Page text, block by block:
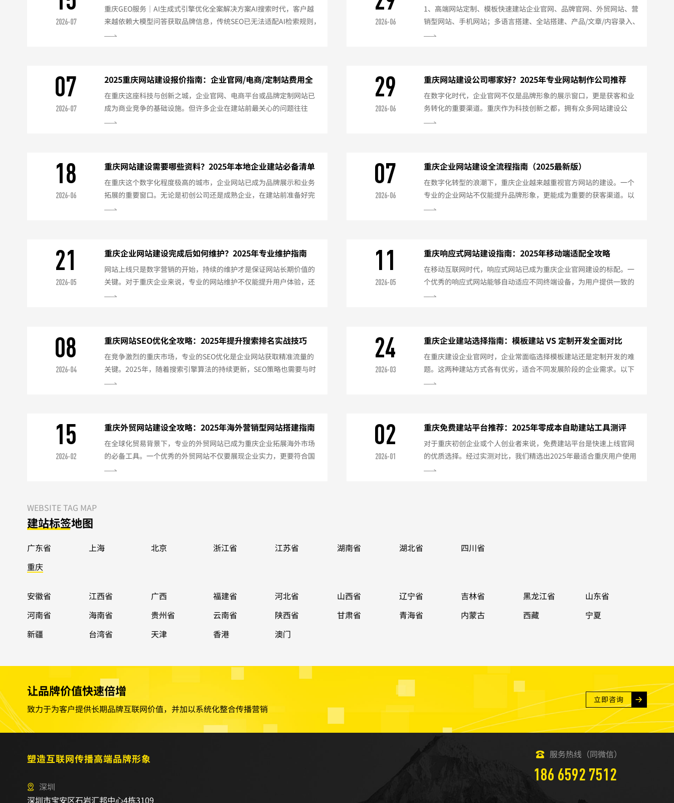
2026-07
重庆GEO服务｜AI生成式引擎优化全案解决方案AI搜索时代，客户越
来越依赖大模型问答获取品牌信息，传统SEO已无法适配AI检索规则，
容易出现品牌信息缺失、答案错误、检索不可见等问题。我们提供重
出适配大模型理解的结构化...
2026-06
1、高端网站定制、模板快速建站企业官网、品牌官网、外贸网站、营
销型网站、手机网站；多语言搭建、全站搭建、产品/文章/内容录入、
备案配置；2、小程序制作1天专业制作小程序；70+行业，468套模板
号、积分商城、抽奖拼团....
07
2026-07
2025重庆网站建设报价指南：企业官网/电商/定制站费用全
解析
在重庆这座科技与创新之城，企业官网、电商平台或品牌定制网站已
成为商业竞争的基础设施。但许多企业在建站前最关心的问题往往
是：“重庆网站建设到底多少钱？”实际上，网站建设的费用差异较
业展示型网站：适合中小企业，以品牌介绍、产...
29
2026-06
重庆网站建设公司哪家好？2025年专业网站制作公司推荐
在数字化时代，企业官网不仅是品牌形象的展示窗口，更是获客和业
务转化的重要渠道。重庆作为科技创新之都，拥有众多网站建设公
司，但如何选择一家专业、靠谱的服务商呢？本文为您推荐重庆优质
后服务：是否提供长期维护、数据备份、安全...
18
2026-06
重庆网站建设需要哪些资料？2025年本地企业建站必备清单
在重庆这个数字化程度极高的城市，企业网站已成为品牌展示和业务
拓展的重要窗口。无论是初创公司还是成熟企业，在建站前准备好完
整资料，不仅能提高效率，还能确保网站质量。以下是针对重庆企业
验单法人现场拍照或视频核验（部分服务商要...
07
2026-06
重庆企业网站建设全流程指南（2025最新版）
在数字化转型的浪潮下，重庆企业越来越重视官方网站的建设。一个
专业的企业网站不仅能提升品牌形象，更能成为重要的获客渠道。以
下是2025年重庆企业网站建设的标准流程：一、需求分析与规划（1-3
备：营业执照...
21
2026-05
重庆企业网站建设完成后如何维护？2025年专业维护指南
网站上线只是数字营销的开始，持续的维护才是保证网站长期价值的
关键。对于重庆企业来说，专业的网站维护不仅能提升用户体验，还
能保障网站安全，维持搜索引擎排名。以下是2025年网站维护的完整
月）安全防护安装安全防护插件...
11
2026-05
重庆响应式网站建设指南：2025年移动端适配全攻略
在移动互联网时代，响应式网站已成为重庆企业官网建设的标配。一
个优秀的响应式网站能够自动适应不同终端设备，为用户提供一致的
浏览体验。以下是2025年重庆响应式网站建设的专业指南：一、响应
二、重庆响应式网站建设要点设...
08
2026-04
重庆网站SEO优化全攻略：2025年提升搜索排名实战技巧
在竞争激烈的重庆市场，专业的SEO优化是企业网站获取精准流量的
关键。2025年，随着搜索引擎算法的持续更新，SEO策略也需要与时
俱进。以下是针对重庆企业的网站SEO优化完整方案：一、关键词策
24
2026-03
重庆企业建站选择指南：模板建站 VS 定制开发全面对比
在重庆建设企业官网时，企业常面临选择模板建站还是定制开发的难
题。这两种建站方式各有优劣，适合不同发展阶段的企业需求。以下
是2025年重庆地区两种建站方式的专业对比分析：一、模板建站特点
功能内置重庆服务器节点...
15
2026-02
重庆外贸网站建设全攻略：2025年海外营销型网站搭建指南
在全球化贸易背景下，专业的外贸网站已成为重庆企业拓展海外市场
的必备工具。一个优秀的外贸网站不仅要展现企业实力，更要符合国
际买家的浏览习惯。以下是2025年重庆外贸网站建设的专业指南：
02
2026-01
重庆免费建站平台推荐：2025年零成本自助建站工具测评
对于重庆初创企业或个人创业者来说，免费建站平台是快速上线官网
的优质选择。经过实测对比，我们精选出2025年最适合重庆用户使用
的五大免费建站工具：一、主流免费建站平台对比巨网建站（重庆本
WEBSITE TAG MAP
建站标签地图
广东省 上海 北京 浙江省 江苏省 湖南省 湖北省
四川省
重庆
安徽省 江西省 广西 福建省 河北省 山西省 辽宁省 吉林省 黑龙江省
山东省
河南省
海南省 贵州省 云南省 陕西省 甘肃省 青海省 内蒙古 西藏
宁夏
新疆
台湾省 天津 香港 澳门
让品牌价值快速倍增
致力于为客户提供长期品牌互联网价值，并加以系统化整合传播营销
立即咨询
塑造互联网传播高端品牌形象 服务热线（同微信）
186 6592 7512
深圳
深圳市宝安区石岩汇邦中心4栋3109